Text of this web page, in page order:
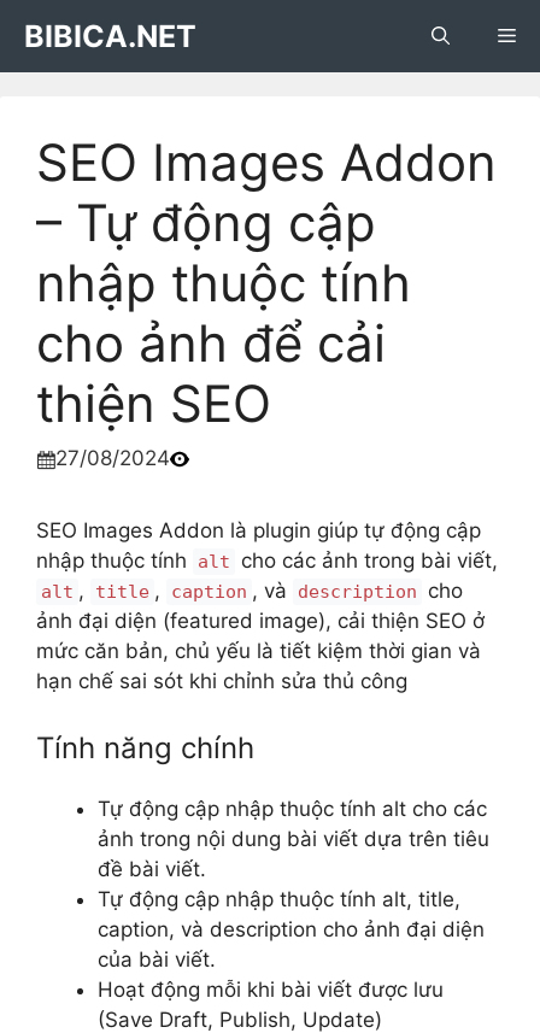
content
BIBICA.NET
SEO Images Addon
– Tự động cập
nhập thuộc tính
cho ảnh để cải
thiện SEO
27/08/2024
SEO Images Addon là plugin giúp tự động cập
nhập thuộc tính
alt cho các ảnh trong bài viết,
alt , title , caption , và description
cho
ảnh đại diện (featured image), cải thiện SEO ở
mức căn bản, chủ yếu là tiết kiệm thời gian và
hạn chế sai sót khi chỉnh sửa thủ công
Tính năng chính
Tự động cập nhập thuộc tính alt cho các
ảnh trong nội dung bài viết dựa trên tiêu
đề bài viết.
Tự động cập nhập thuộc tính alt, title,
caption, và description cho ảnh đại diện
của bài viết.
Hoạt động mỗi khi bài viết được lưu
(Save Draft, Publish, Update)